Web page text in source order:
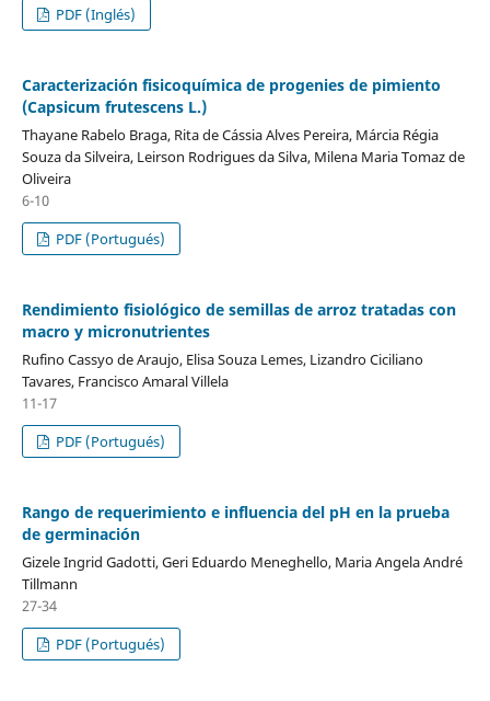
PDF (Inglés)
Caracterización fisicoquímica de progenies de pimiento
(Capsicum frutescens L.)
Thayane Rabelo Braga, Rita de Cássia Alves Pereira, Márcia Régia
Souza da Silveira, Leirson Rodrigues da Silva, Milena Maria Tomaz de
Oliveira
6-10
PDF (Portugués)
Rendimiento fisiológico de semillas de arroz tratadas con
macro y micronutrientes
Rufino Cassyo de Araujo, Elisa Souza Lemes, Lizandro Ciciliano
Tavares, Francisco Amaral Villela
11-17
PDF (Portugués)
Rango de requerimiento e influencia del pH en la prueba
de germinación
Gizele Ingrid Gadotti, Geri Eduardo Meneghello, Maria Angela André
Tillmann
27-34
PDF (Portugués)